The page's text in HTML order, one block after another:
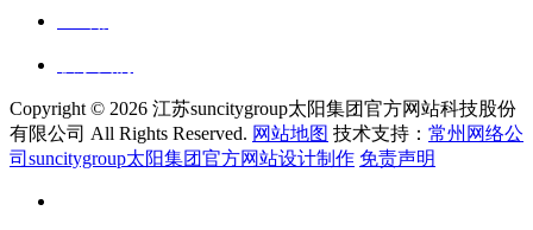
Copyright © 2026 江苏suncitygroup太阳集团官方网站科技股份
有限公司 All Rights Reserved. 网站地图 技术支持： 常州网络公
司suncitygroup太阳集团官方网站设计制作 免责声明